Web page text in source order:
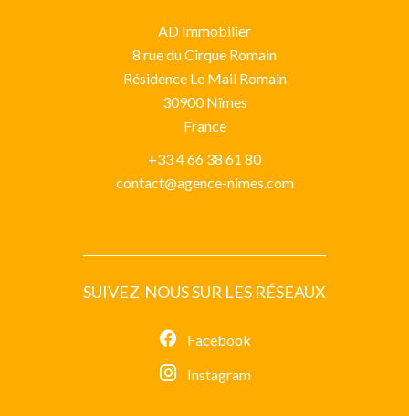
AD Immobilier
8 rue du Cirque Romain
Résidence Le Mail Romain
30900Nîmes
France
+33 4 66 38 61 80
contact@agence-nimes.com
SUIVEZ-NOUS SUR LES RÉSEAUX
Facebook
Instagram